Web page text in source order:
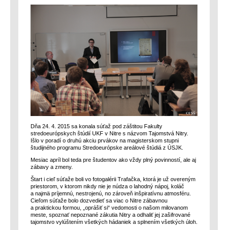
Dňa 24. 4. 2015 sa konala súťaž pod záštitou Fakulty
stredoeurópskych štúdií UKF v Nitre s názvom Tajomstvá Nitry.
Išlo v poradí o druhú akciu prvákov na magisterskom stupni
študijného programu Stredoeurópske areálové štúdiá z ÚSJK.
Mesiac apríl bol teda pre študentov ako vždy plný povinností, ale aj
zábavy a zmeny.
Štart i cieľ súťaže boli vo fotogalérii Trafačka, ktorá je už overeným
priestorom, v ktorom nikdy nie je núdza o lahodný nápoj, koláč
a najmä príjemnú, nestrojenú, no zároveň inšpiratívnu atmosféru.
Cieľom súťaže bolo dozvedieť sa viac o Nitre zábavnou
a praktickou formou, „oprášiť si“ vedomosti o našom milovanom
meste, spoznať nepoznané zákutia Nitry a odhaliť jej zašifrované
tajomstvo vylúštením všetkých hádaniek a splnením všetkých úloh.